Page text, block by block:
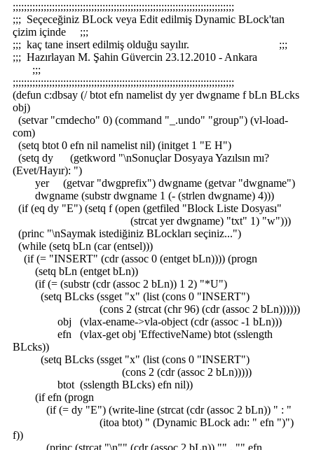
;;;;;;;;;;;;;;;;;;;;;;;;;;;;;;;;;;;;;;;;;;;;;;;;;;;;;;;;;;;;;;;;;;;;;;;;;;;;;;;
;;; Seçeceğiniz BLock veya Edit edilmiş Dynamic BLock'tan
çizim içinde ;;;
;;; kaç tane insert edilmiş olduğu sayılır. ;;;
;;; Hazırlayan M. Şahin Güvercin 23.12.2010 - Ankara
;;;
;;;;;;;;;;;;;;;;;;;;;;;;;;;;;;;;;;;;;;;;;;;;;;;;;;;;;;;;;;;;;;;;;;;;;;;;;;;;;;;
(defun c:dbsay (/ btot efn namelist dy yer dwgname f bLn BLcks
obj)
(setvar "cmdecho" 0) (command "_.undo" "group") (vl-load-
com)
(setq btot 0 efn nil namelist nil) (initget 1 "E H")
(setq dy (getkword "\nSonuçlar Dosyaya Yazılsın mı?
(Evet/Hayır): ")
yer (getvar "dwgprefix") dwgname (getvar "dwgname")
dwgname (substr dwgname 1 (- (strlen dwgname) 4)))
(if (eq dy "E") (setq f (open (getfiled "Block Liste Dosyası"
(strcat yer dwgname) "txt" 1) "w")))
(princ "\nSaymak istediğiniz BLockları seçiniz...")
(while (setq bLn (car (entsel)))
(if (= "INSERT" (cdr (assoc 0 (entget bLn)))) (progn
(setq bLn (entget bLn))
(if (= (substr (cdr (assoc 2 bLn)) 1 2) "*U")
(setq BLcks (ssget "x" (list (cons 0 "INSERT")
(cons 2 (strcat (chr 96) (cdr (assoc 2 bLn))))))
obj (vlax-ename->vla-object (cdr (assoc -1 bLn)))
efn (vlax-get obj 'EffectiveName) btot (sslength
BLcks))
(setq BLcks (ssget "x" (list (cons 0 "INSERT")
(cons 2 (cdr (assoc 2 bLn)))))
btot (sslength BLcks) efn nil))
(if efn (progn
(if (= dy "E") (write-line (strcat (cdr (assoc 2 bLn)) " : "
(itoa btot) " (Dynamic BLock adı: " efn ")")
f))
(princ (strcat "\n"" (cdr (assoc 2 bLn)) "" , "" efn